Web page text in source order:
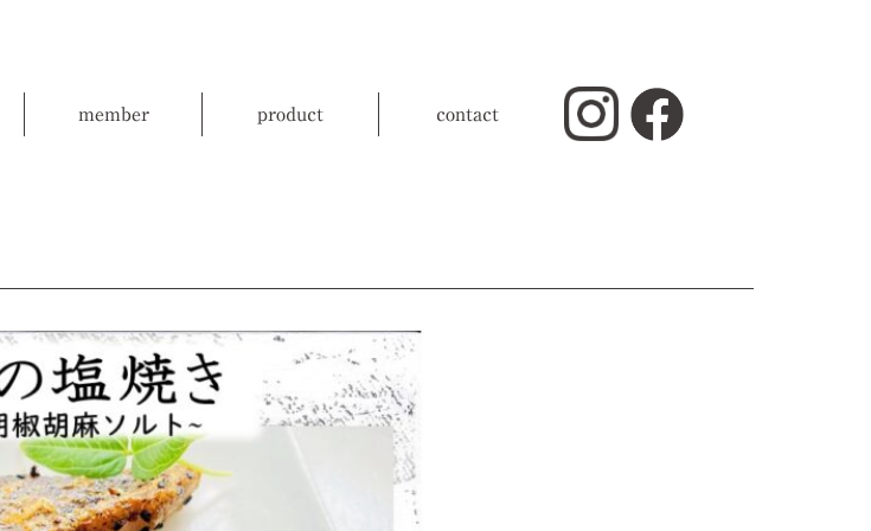
member product contact